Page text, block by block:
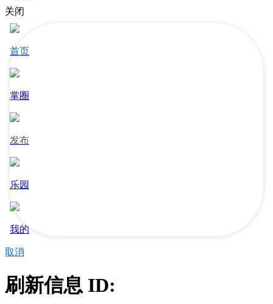
关闭
首页
掌圈
发布
乐园
我的
取消
刷新信息 ID: